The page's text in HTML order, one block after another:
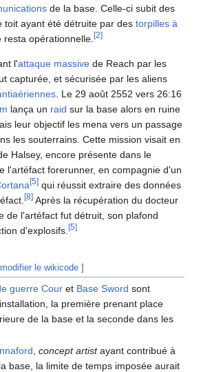
de la base. Celle-ci subit des
toit ayant été détruite par des torpilles à
resta opérationnelle. [2]
l'attaque massive de Reach par les
capturée, et sécurisée par les aliens
. Le 29 août 2552 vers 26:16
lança un raid sur la base alors en ruine
leur objectif les mena vers un passage
les souterrains. Cette mission visait en
Halsey, encore présente dans le
l'artéfact forerunner, en compagnie d'un
[5] qui réussit extraire des données
[8] Après la récupération du docteur
de l'artéfact fut détruit, son plafond
d'explosifs. [5]
modifier le wikicode ]
guerre Cour et Base Sword sont
la première prenant place
de la base et la seconde dans les
,concept artistayant contribué à
base, la limite de temps imposée aurait